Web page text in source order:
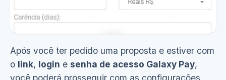
Ver demonstração(8s)
Após você ter pedido uma proposta e estiver com
o link, login e senha de acesso Galaxy Pay,
você poderá prosseguir com as configurações.